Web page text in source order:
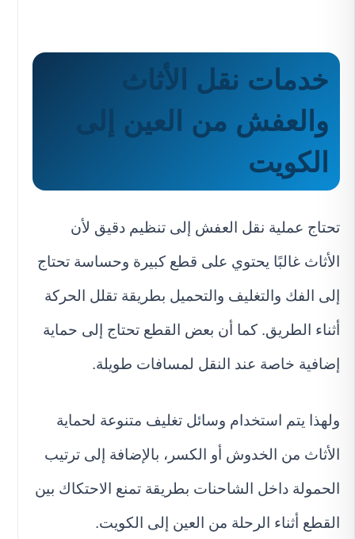
خدمات نقل الأثاث
والعفش من العين إلى
الكويت
تحتاج عملية نقل العفش إلى تنظيم دقيق لأن
الأثاث غالبًا يحتوي على قطع كبيرة وحساسة تحتاج
إلى الفك والتغليف والتحميل بطريقة تقلل الحركة
أثناء الطريق. كما أن بعض القطع تحتاج إلى حماية
إضافية خاصة عند النقل لمسافات طويلة.
ولهذا يتم استخدام وسائل تغليف متنوعة لحماية
الأثاث من الخدوش أو الكسر، بالإضافة إلى ترتيب
الحمولة داخل الشاحنات بطريقة تمنع الاحتكاك بين
القطع أثناء الرحلة من العين إلى الكويت.